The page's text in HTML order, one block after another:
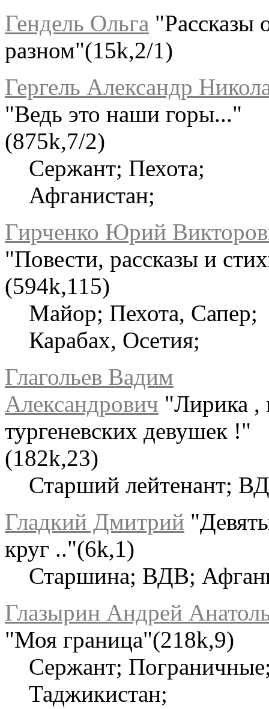
Гендель Ольга "Рассказы
разном"(15k,2/1)
Гергель Александр
"Ведь это наши горы..."
(875k,7/2)
Сержант; Пехота;
Афганистан;
Гирченко Юрий
"Повести, рассказы и
(594k,115)
Майор; Пехота, Сапер;
Карабах, Осетия;
Глагольев Вадим
Александрович "Лирика ,
тургеневских девушек !"
(182k,23)
Старший лейтенант;
Гладкий Дмитрий
круг .."(6k,1)
Старшина; ВДВ;
Глазырин Андрей
"Моя граница"(218k,9)
Сержант;
Таджикистан;